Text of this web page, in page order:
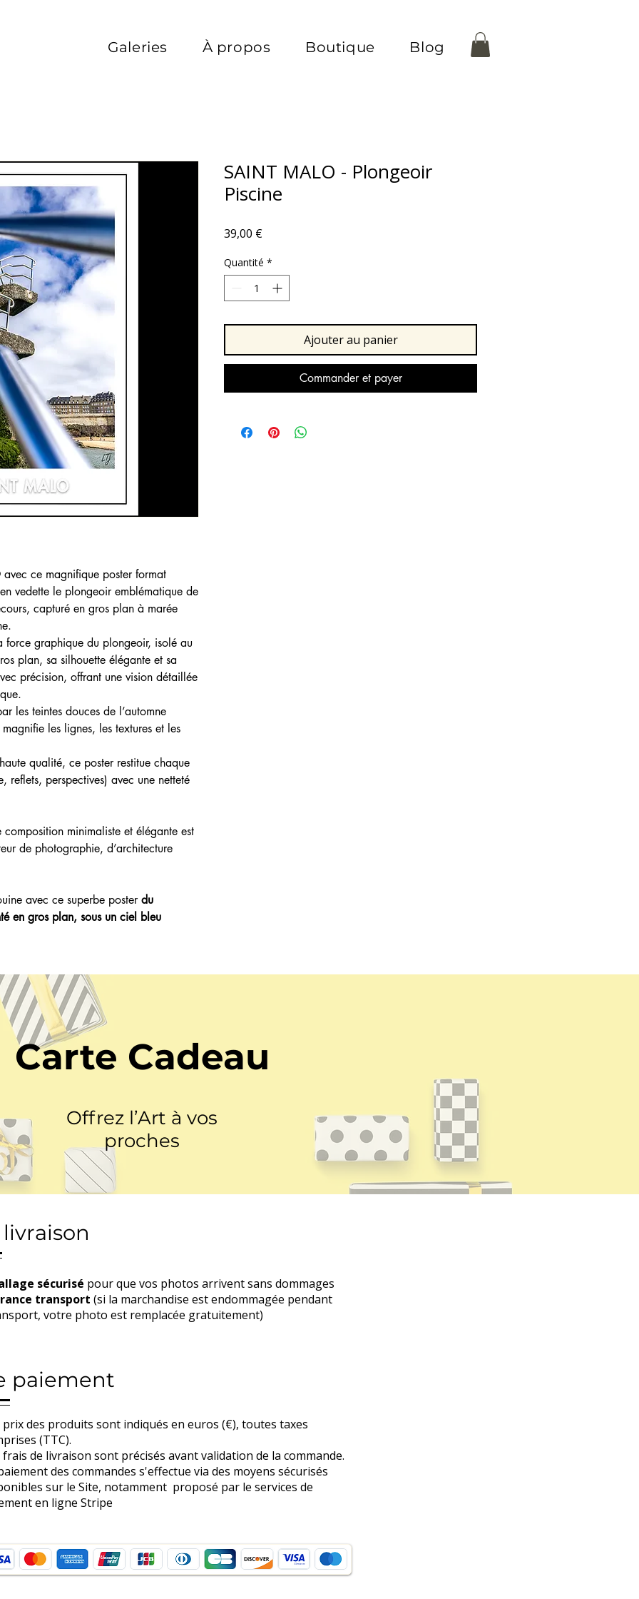
Galeries À propos Boutique Blog
avec ce magnifique poster format
vedette le plongeoir emblématique de
capturé en gros plan à marée
force graphique du plongeoir, isolé au
plan, sa silhouette élégante et sa
précision, offrant une vision détaillée
les teintes douces de l’automne
les lignes, les textures et les
qualité, ce poster restitue chaque
perspectives) avec une netteté
minimaliste et élégante est
de photographie, d’architecture
avec ce superbe posterdu
en gros plan, sous un ciel bleu
SAINT MALO - Plongeoir
Piscine
39,00 €Prix
Quantité *
Ajouter au panier
Commander et payer
Carte Cadeau
Offrez l’Art à vos
proches
sécurisé pour que vos photos arrivent sans dommages
transport (si la marchandise est endommagée pendant
votre photo est remplacée gratuitement)
paiement
prix des produits sont indiqués en euros (€), toutes taxes
(TTC).
frais de livraison sont précisés avant validation de la commande.​
des commandes s'effectue via des moyens sécurisés
sur le Site, notamment proposé par le services de
en ligne Stripe